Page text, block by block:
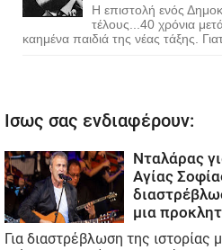
Η επιστολή ενός
τέλους...40 χρόνια
καημένα παιδιά της νέας τάξης.